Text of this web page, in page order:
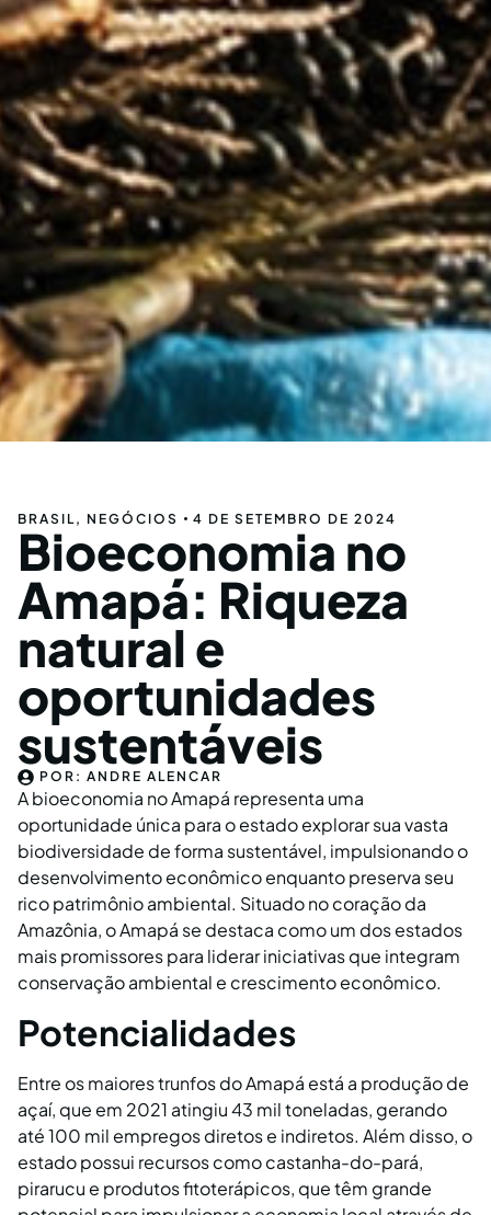
BRASIL , NEGÓCIOS 4 DE SETEMBRO DE 2024
Bioeconomia no
Amapá: Riqueza
natural e
oportunidades
sustentáveis
POR: ANDRE ALENCAR
A bioeconomia no Amapá representa uma
oportunidade única para o estado explorar sua vasta
biodiversidade de forma sustentável, impulsionando o
desenvolvimento econômico enquanto preserva seu
rico patrimônio ambiental. Situado no coração da
Amazônia, o Amapá se destaca como um dos estados
mais promissores para liderar iniciativas que integram
conservação ambiental e crescimento econômico.
Potencialidades
Entre os maiores trunfos do Amapá está a produção de
açaí, que em 2021 atingiu 43 mil toneladas, gerando
até 100 mil empregos diretos e indiretos. Além disso, o
estado possui recursos como castanha-do-pará,
pirarucu e produtos fitoterápicos, que têm grande